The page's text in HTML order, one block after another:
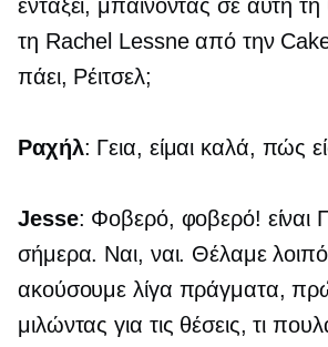
εντάξει, μπαίνοντας σε αυτή
τη Rachel Lessne από την
πάει, Ρέιτσελ;
Ραχήλ: Γεια, είμαι καλά, πώς
Jesse: Φοβερό, φοβερό! είναι
σήμερα. Ναι, ναι. Θέλαμε
ακούσουμε λίγα πράγματα,
μιλώντας για τις θέσεις, τι